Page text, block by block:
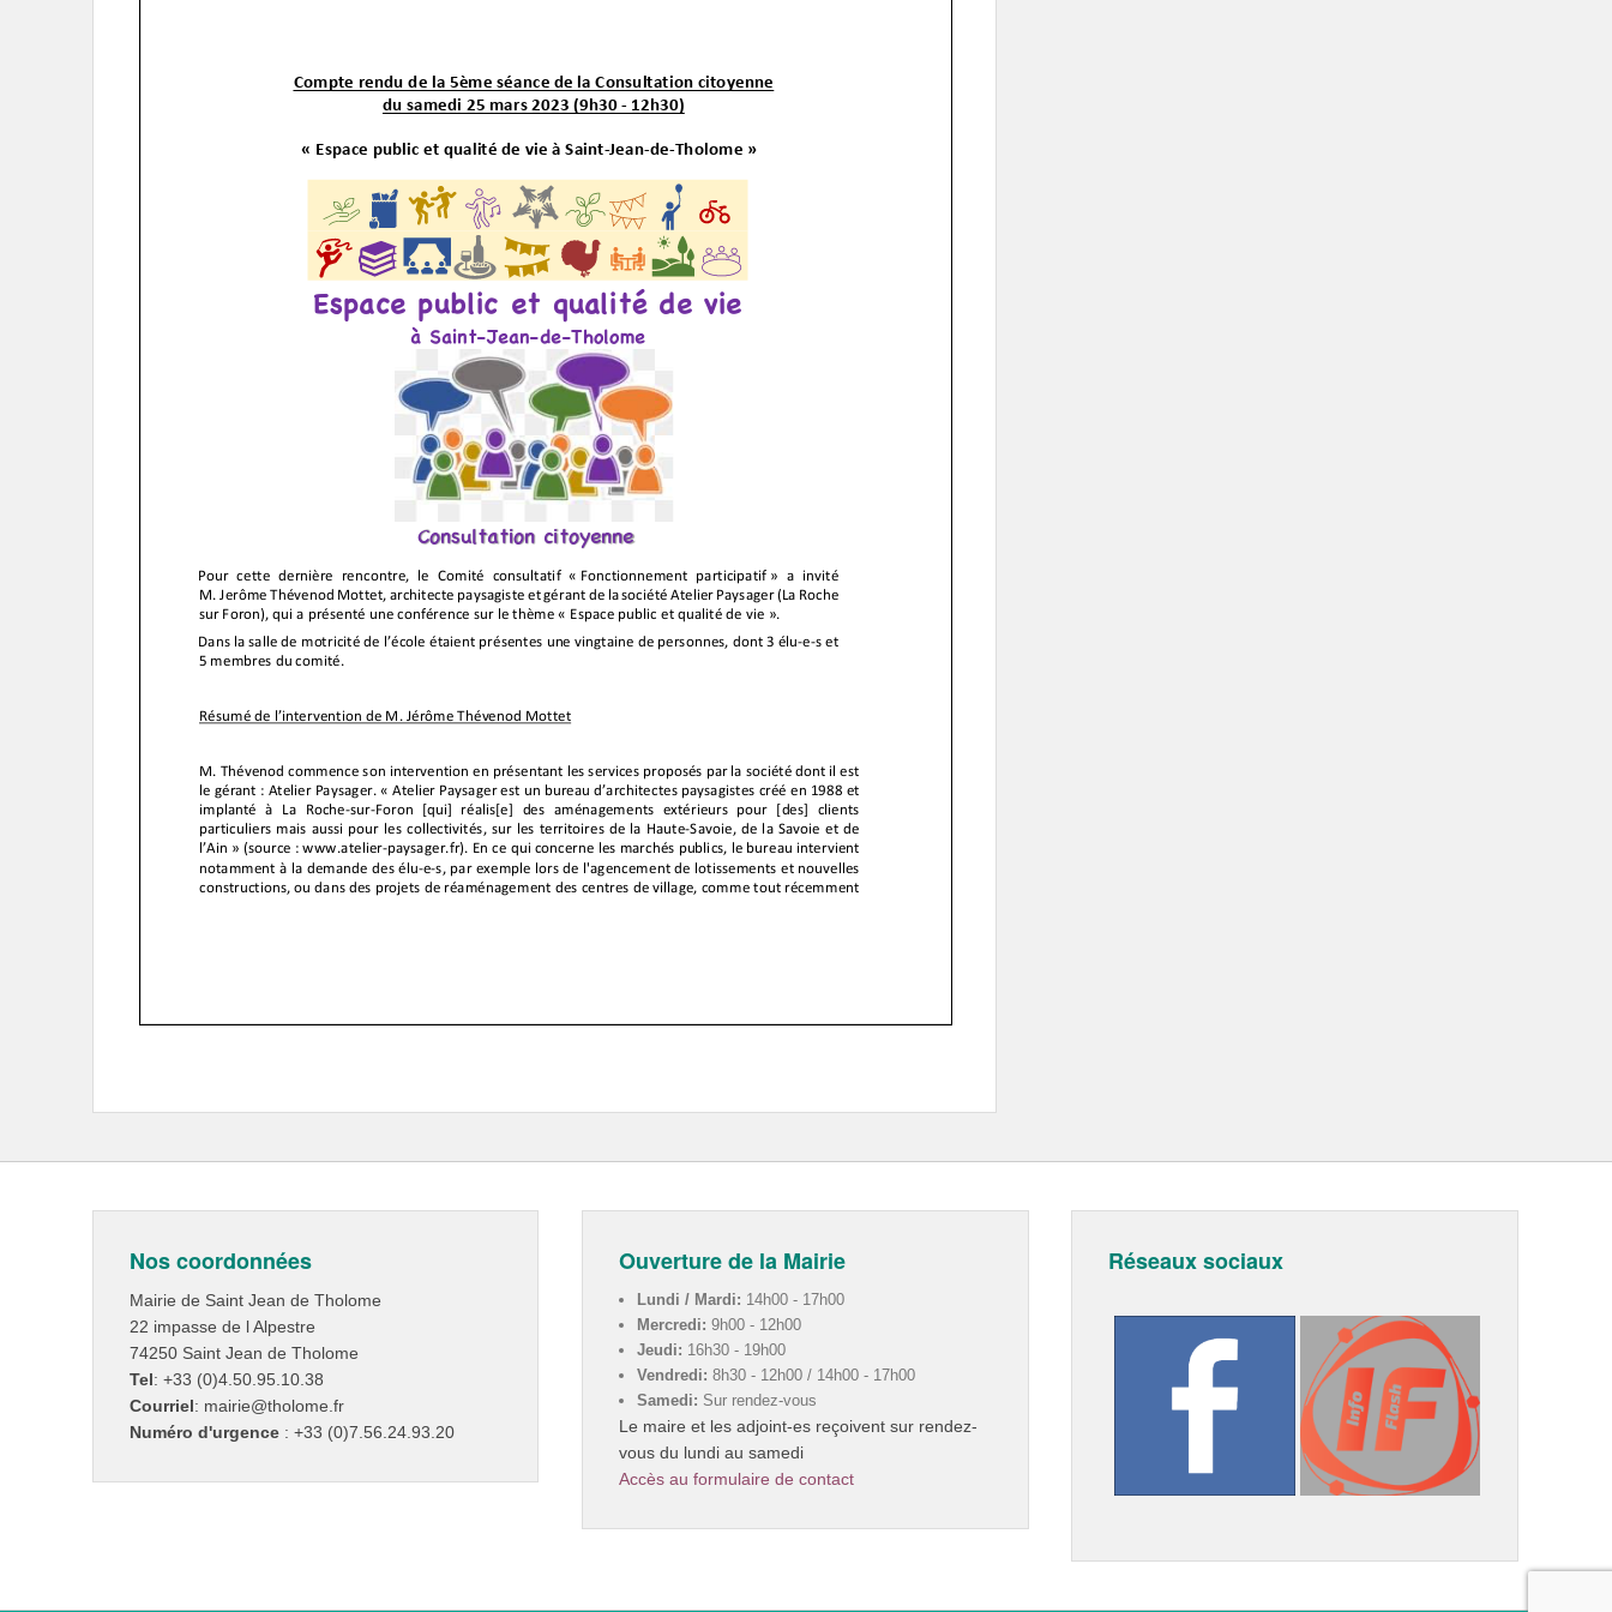
Nos coordonnées
Mairie de Saint Jean de Tholome
22 impasse de l Alpestre
74250 Saint Jean de Tholome
Tel: +33 (0)4.50.95.10.38
Courriel: mairie@tholome.fr
Numéro d'urgence : +33 (0)7.56.24.93.20
Ouverture de la Mairie
Lundi / Mardi: 14h00 - 17h00
Mercredi: 9h00 - 12h00
Jeudi: 16h30 - 19h00
Vendredi: 8h30 - 12h00 / 14h00 - 17h00
Samedi: Sur rendez-vous
Le maire et les adjoint-es reçoivent sur rendez-
vous du lundi au samedi
Accès au formulaire de contact
Réseaux sociaux